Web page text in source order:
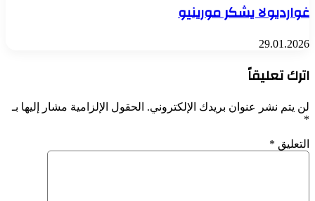
غوارديولا يشكر مورينيو
29.01.2026
اترك تعليقاً
لن يتم نشر عنوان بريدك الإلكتروني. الحقول الإلزامية مشار إليها بـ
*
التعليق *